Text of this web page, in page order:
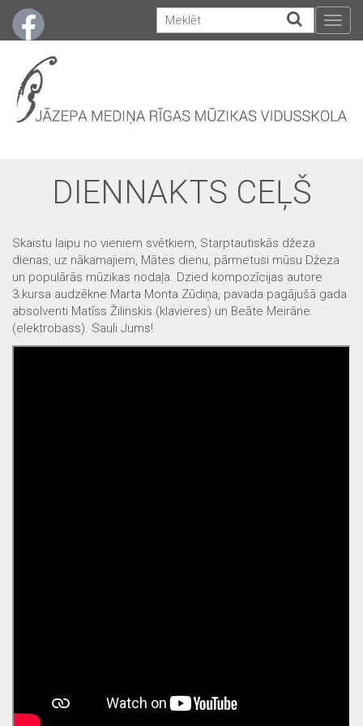
DIENNAKTS CEĻŠ
Skaistu laipu no vieniem svētkiem, Starptautiskās džeza
dienas, uz nākamajiem, Mātes dienu, pārmetusi mūsu Džeza
un populārās mūzikas nodaļa. Dzied kompozīcijas autore
3.kursa audzēkne Marta Monta Zūdiņa, pavada pagājušā gada
absolventi Matīss Žilinskis (klavieres) un Beāte Meirāne
(elektrobass). Sauli Jums!